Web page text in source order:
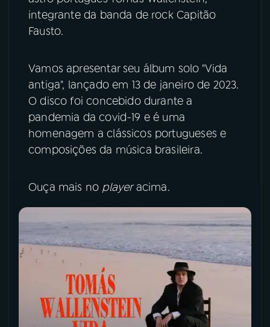
YouTube Facebook
TikTok
integrante da banda de rock Capitão
Fausto.
Vamos apresentar seu álbum solo "Vida
antiga", lançado em 13 de janeiro de 2023.
O disco foi concebido durante a
pandemia da covid-19 e é uma
homenagem a clássicos portugueses e
composições da música brasileira.
Ouça mais no playeracima.